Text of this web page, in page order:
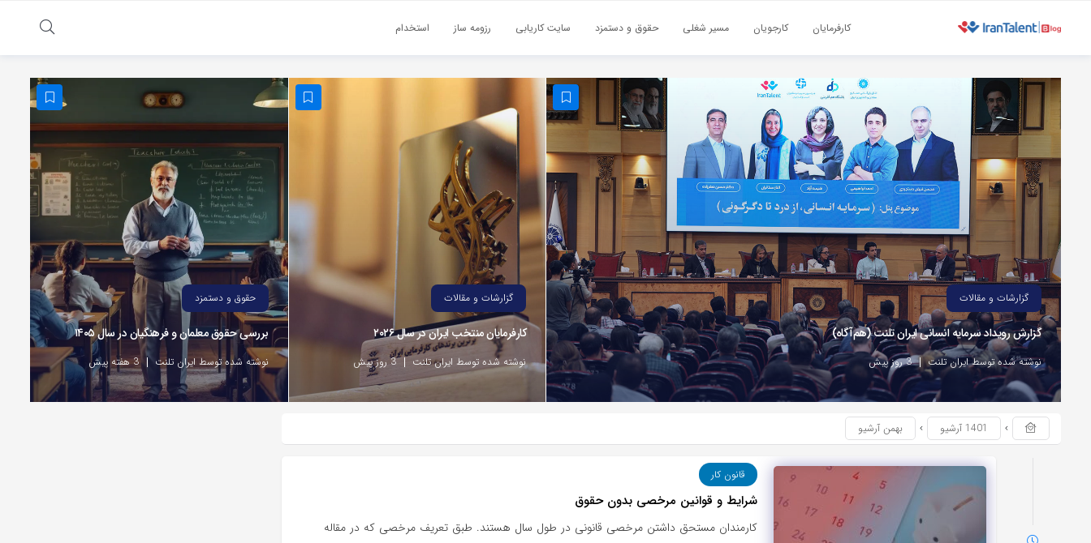
کارفرمایان کارجویان مسیر شغلی حقوق و دستمزد سایت کاریابی رزومه ساز استخدام
گزارشات و مقالات
گزارش رویداد سرمایه انسانی ایران تلنت (هم‌آگاه)
نوشته شده توسط ایران تلنت 3 روز پیش
گزارشات و مقالات
کارفرمایان منتخب ایران در سال ۲۰۲۶
نوشته شده توسط ایران تلنت 3 روز پیش
حقوق و دستمزد
بررسی حقوق معلمان و فرهنگیان در سال ۱۴۰۵
نوشته شده توسط ایران تلنت 3 هفته پیش
1401 آرشیو بهمن آرشیو
قانون کار
شرایط و قوانین مرخصی بدون حقوق
کارمندان مستحق داشتن مرخصی قانونی در طول سال هستند. طبق تعریف مرخصی که در مقاله